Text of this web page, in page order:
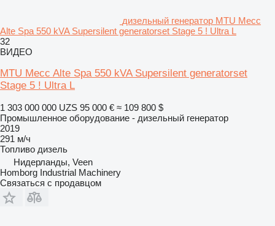
дизельный генератор MTU Mecc
Alte Spa 550 kVA Supersilent generatorset Stage 5 ! Ultra L
32
ВИДЕО
MTU Mecc Alte Spa 550 kVA Supersilent generatorset
Stage 5 ! Ultra L
1 303 000 000 UZS 95 000 € ≈ 109 800 $
Промышленное оборудование - дизельный генератор
2019
291 м/ч
Топливо дизель
Нидерланды, Veen
Homborg Industrial Machinery
Связаться с продавцом